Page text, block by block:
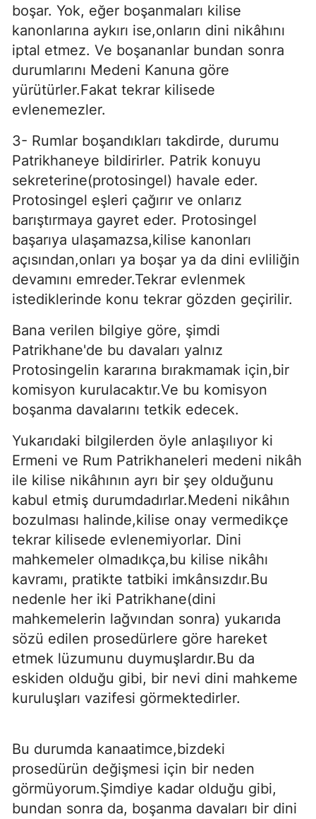
boşar. Yok, eğer boşanmaları kilise
kanonlarına aykırı ise,onların dini nikâhını
iptal etmez. Ve boşananlar bundan sonra
durumlarını Medeni Kanuna göre
yürütürler.Fakat tekrar kilisede
evlenemezler.
3- Rumlar boşandıkları takdirde, durumu
Patrikhaneye bildirirler. Patrik konuyu
sekreterine(protosingel) havale eder.
Protosingel eşleri çağırır ve onlarız
barıştırmaya gayret eder. Protosingel
başarıya ulaşamazsa,kilise kanonları
açısından,onları ya boşar ya da dini evliliğin
devamını emreder.Tekrar evlenmek
istediklerinde konu tekrar gözden geçirilir.
Bana verilen bilgiye göre, şimdi
Patrikhane'de bu davaları yalnız
Protosingelin kararına bırakmamak için,bir
komisyon kurulacaktır.Ve bu komisyon
boşanma davalarını tetkik edecek.
Yukarıdaki bilgilerden öyle anlaşılıyor ki
Ermeni ve Rum Patrikhaneleri medeni nikâh
ile kilise nikâhının ayrı bir şey olduğunu
kabul etmiş durumdadırlar.Medeni nikâhın
bozulması halinde,kilise onay vermedikçe
tekrar kilisede evlenemiyorlar. Dini
mahkemeler olmadıkça,bu kilise nikâhı
kavramı, pratikte tatbiki imkânsızdır.Bu
nedenle her iki Patrikhane(dini
mahkemelerin lağvından sonra) yukarıda
sözü edilen prosedürlere göre hareket
etmek lüzumunu duymuşlardır.Bu da
eskiden olduğu gibi, bir nevi dini mahkeme
kuruluşları vazifesi görmektedirler.
Bu durumda kanaatimce,bizdeki
prosedürün değişmesi için bir neden
görmüyorum.Şimdiye kadar olduğu gibi,
bundan sonra da, boşanma davaları bir dini